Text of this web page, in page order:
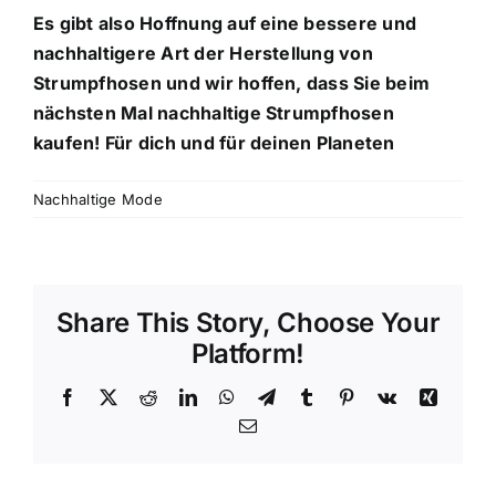
Es gibt also Hoffnung auf eine bessere und
nachhaltigere Art der Herstellung von
Strumpfhosen und wir hoffen, dass Sie beim
nächsten Mal nachhaltige Strumpfhosen
kaufen! Für dich und für deinen Planeten
Nachhaltige Mode
Share This Story, Choose Your
Platform!
Facebook
X RedditLinkedInWhatsApp
TelegramTumblr Pinterest
Vk
Xing
E-